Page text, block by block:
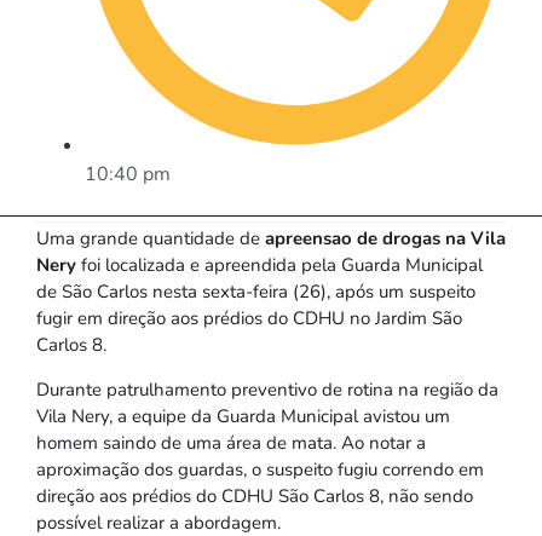
10:40 pm
Uma grande quantidade de apreensao de drogas na Vila
Nery foi localizada e apreendida pela Guarda Municipal
de São Carlos nesta sexta-feira (26), após um suspeito
fugir em direção aos prédios do CDHU no Jardim São
Carlos 8.
Durante patrulhamento preventivo de rotina na região da
Vila Nery, a equipe da Guarda Municipal avistou um
homem saindo de uma área de mata. Ao notar a
aproximação dos guardas, o suspeito fugiu correndo em
direção aos prédios do CDHU São Carlos 8, não sendo
possível realizar a abordagem.